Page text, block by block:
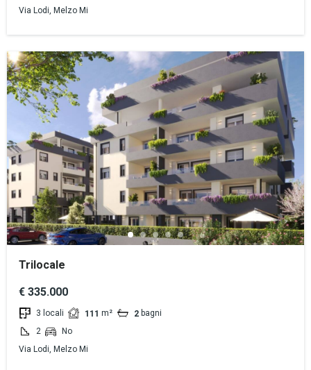
Via Lodi, Melzo Mi
Trilocale
€ 335.000
3 locali 111 m² 2 bagni
2
No
Via Lodi, Melzo Mi